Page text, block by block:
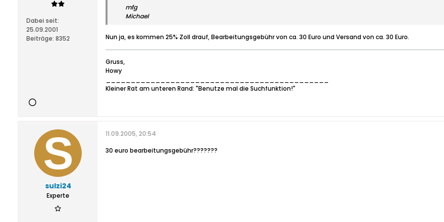
Dabei seit:
25.09.2001
Beiträge: 8352
mfg
Michael
Nun ja, es kommen 25% Zoll drauf, Bearbeitungsgebühr von ca. 30 Euro und Versand von ca. 30 Euro.
Gruss,
Howy
Kleiner Rat am unteren Rand: "Benutze mal die Suchfunktion!"
sulzi24
Experte
11.09.2005, 20:54
30 euro bearbeitungsgebühr???????